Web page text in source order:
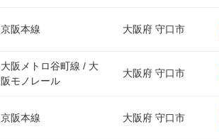
京阪本線 大阪府 守口市
大阪メトロ谷町線 / 大
阪モノレール
大阪府 守口市
京阪本線 大阪府 守口市